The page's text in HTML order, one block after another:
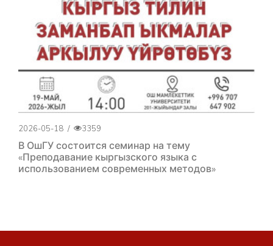
2026-05-18 / 3359
В ОшГУ состоится семинар на тему
«Преподавание кыргызского языка с
использованием современных методов»